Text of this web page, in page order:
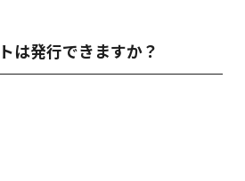
は発行できますか？